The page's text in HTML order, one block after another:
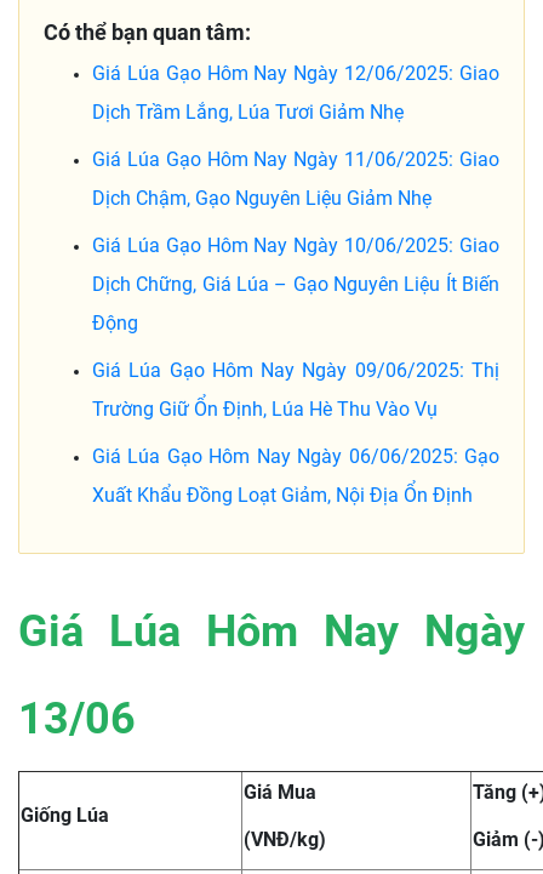
Có thể bạn quan tâm:
Giá Lúa Gạo Hôm Nay Ngày 12/06/2025: Giao
Dịch Trầm Lắng, Lúa Tươi Giảm Nhẹ
Giá Lúa Gạo Hôm Nay Ngày 11/06/2025: Giao
Dịch Chậm, Gạo Nguyên Liệu Giảm Nhẹ
Giá Lúa Gạo Hôm Nay Ngày 10/06/2025: Giao
Dịch Chững, Giá Lúa – Gạo Nguyên Liệu Ít Biến
Động
Giá Lúa Gạo Hôm Nay Ngày 09/06/2025: Thị
Trường Giữ Ổn Định, Lúa Hè Thu Vào Vụ
Giá Lúa Gạo Hôm Nay Ngày 06/06/2025: Gạo
Xuất Khẩu Đồng Loạt Giảm, Nội Địa Ổn Định
Giá Lúa Hôm Nay Ngày
13/06
Giống Lúa
Giá Mua
(VNĐ/kg)
Tăng
Giảm (-